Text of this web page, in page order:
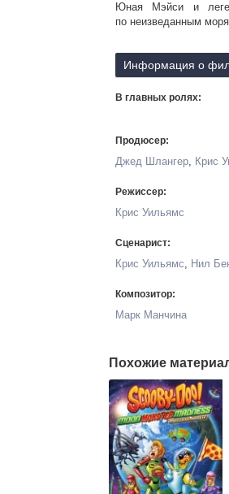
Юная Мэйси и
по неизведанным
Информация о
В главных ролях:
Продюсер:
Джед Шлангер, Крис
Режиссер:
Крис Уильямс
Сценарист:
Крис Уильямс, Нил
Композитор:
Марк Манчина
Похожие